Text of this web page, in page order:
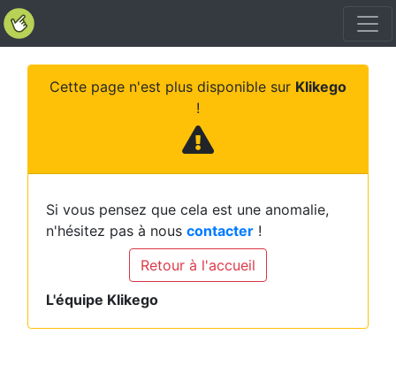
Cette page n'est plus disponible sur Klikego
!
Si vous pensez que cela est une anomalie,
n'hésitez pas à nous contacter !
Retour à l'accueil
L'équipe Klikego